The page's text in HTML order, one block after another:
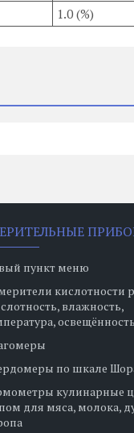
1.0 (%)
пункт меню
кислотности
влажность,
по шкале
кулинарные
для мяса, молока,